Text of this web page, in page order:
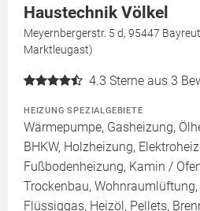
Haustechnik Völkel
Meyernbergerstr. 5 d, 95447
Marktleugast)
4.3 Sterne aus 3
HEIZUNG SPEZIALGEBIETE
Wärmepumpe, Gasheizung,
BHKW, Holzheizung,
Fußbodenheizung, Kamin /
Trockenbau,
Flüssiggas, Heizöl, Pellets,